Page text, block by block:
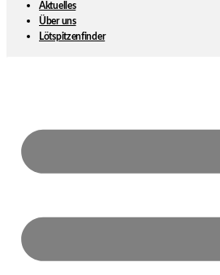
Aktuelles
Über uns
Lötspitzenfinder